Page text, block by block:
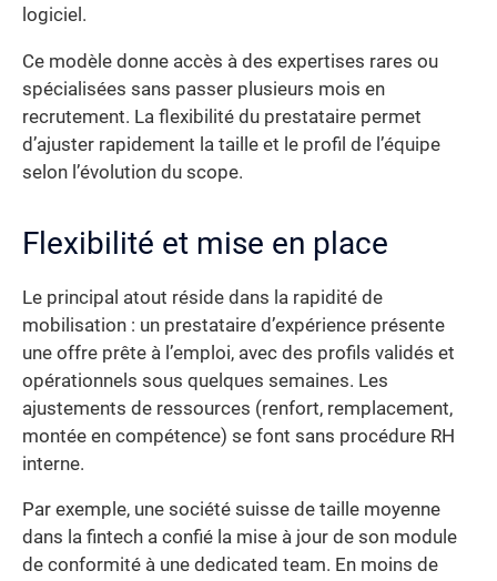
logiciel.
Ce modèle donne accès à des expertises rares ou
spécialisées sans passer plusieurs mois en
recrutement. La flexibilité du prestataire permet
d’ajuster rapidement la taille et le profil de l’équipe
selon l’évolution du scope.
Flexibilité et mise en place
Le principal atout réside dans la rapidité de
mobilisation : un prestataire d’expérience présente
une offre prête à l’emploi, avec des profils validés et
opérationnels sous quelques semaines. Les
ajustements de ressources (renfort, remplacement,
montée en compétence) se font sans procédure RH
interne.
Par exemple, une société suisse de taille moyenne
dans la fintech a confié la mise à jour de son module
de conformité à une dedicated team. En moins de